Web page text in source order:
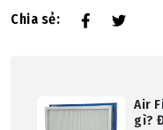
Chia sẻ:
Air
gì?